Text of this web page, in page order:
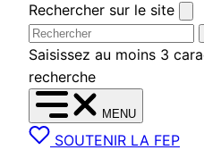
Rechercher sur le site
Saisissez au moins 3
recherche
MENU
SOUTENIR LA FEP